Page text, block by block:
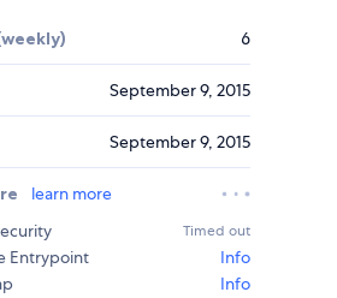
6
September 9, 2015
September 9, 2015
learn more
Timed out
Entrypoint
Info
Info